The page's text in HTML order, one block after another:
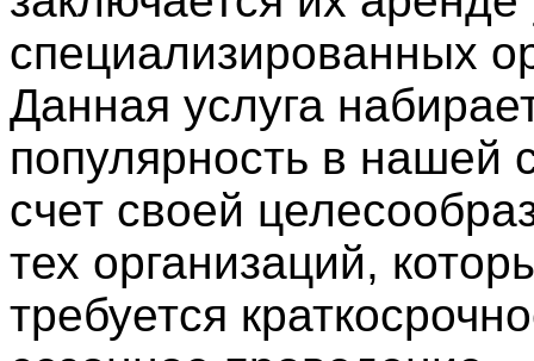
специализированных
Данная услуга
популярность в нашей
счет своей
тех организаций,
требуется